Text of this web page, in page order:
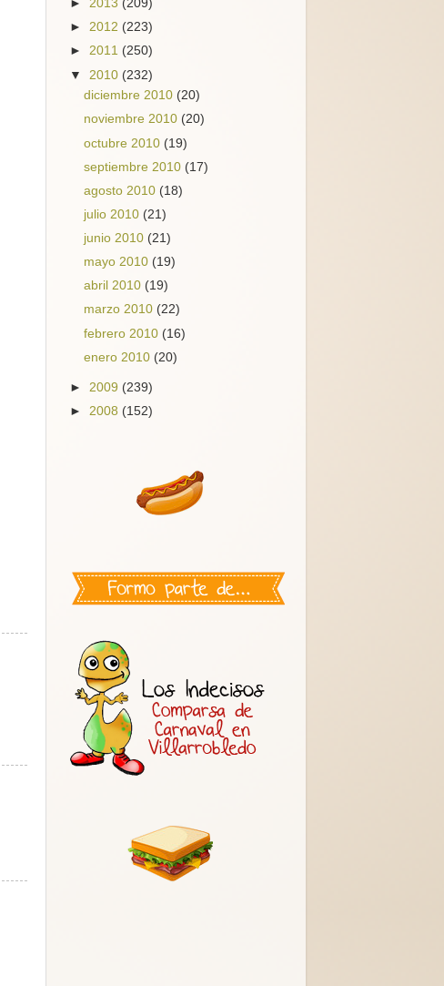
► 2013 (209)
► 2012 (223)
► 2011 (250)
▼ 2010 (232)
diciembre 2010 (20)
noviembre 2010 (20)
octubre 2010 (19)
septiembre 2010 (17)
agosto 2010 (18)
julio 2010 (21)
junio 2010 (21)
mayo 2010 (19)
abril 2010 (19)
marzo 2010 (22)
febrero 2010 (16)
enero 2010 (20)
► 2009 (239)
► 2008 (152)